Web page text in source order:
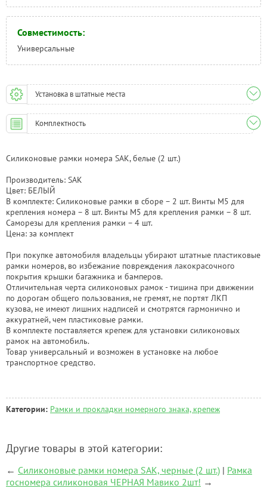
Совместимость:
Универсальные
Установка в штатные места
Комплектность
Силиконовые рамки номера SAK, белые (2 шт.)
Производитель: SAK
Цвет: БЕЛЫЙ
В комплекте: Силиконовые рамки в сборе – 2 шт. Винты М5 для
крепления номера – 8 шт. Винты М5 для крепления рамки – 8 шт.
Саморезы для крепления рамки – 4 шт.
Цена: за комплект
При покупке автомобиля владельцы убирают штатные пластиковые
рамки номеров, во избежание повреждения лакокрасочного
покрытия крышки багажника и бамперов.
Отличительная черта силиконовых рамок - тишина при движении
по дорогам общего пользования, не гремят, не портят ЛКП
кузова, не имеют лишних надписей и смотрятся гармонично и
аккуратней, чем пластиковые рамки.
В комплекте поставляется крепеж для установки силиконовых
рамок на автомобиль.
Товар универсальный и возможен в установке на любое
транспортное средство.
Категории: Рамки и прокладки номерного знака, крепеж
Другие товары в этой категории:
← Силиконовые рамки номера SAK, черные (2 шт.) | Рамка
госномера силиконовая ЧЕРНАЯ Мавико 2шт! →